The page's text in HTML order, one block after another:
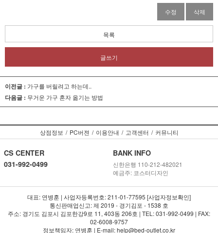
수정 삭제
목록
글쓰기
이전글 : 가구를 버릴려고 하는데..
다음글 : 무거운 가구 혼자 옮기는 방법
상점정보 / PC버젼 / 이용안내 / 고객센터 / 커뮤니티
CS CENTER
031-992-0499
BANK INFO
신한은행 110-212-482021
예금주: 코스터디자인
대표: 연병훈 | 사업자등록번호: 211-01-77595 [사업자정보확인]
통신판매업신고: 제 2019 - 경기김포 - 1538 호
주소: 경기도 김포시 김포한강9로 11, 403동 206호 | TEL: 031-992-0499 | FAX:
02-6008-9757
정보책임자: 연병훈 | E-mail: help@bed-outlet.co.kr